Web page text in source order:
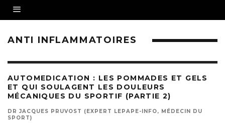
ANTI INFLAMMATOIRES
AUTOMEDICATION : LES POMMADES ET GELS
ET QUI SOULAGENT LES DOULEURS
MÉCANIQUES DU SPORTIF (PARTIE 2)
DR JACQUES PRUVOST (EXPERT LEPAPE-INFO, MÉDECIN DU
SPORT)